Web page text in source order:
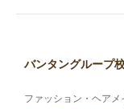
バンタングループ
ファッション・ヘア